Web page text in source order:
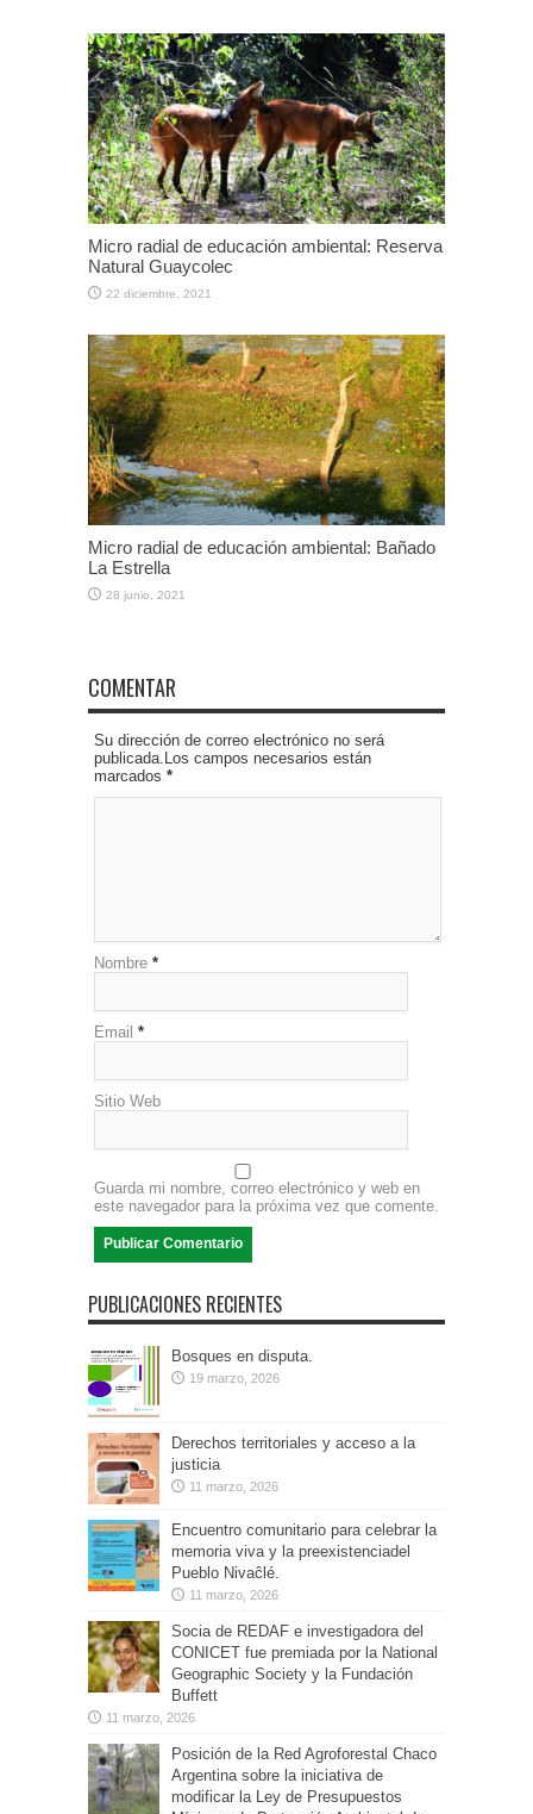
Micro radial de educación ambiental: Reserva
Natural Guaycolec
22 diciembre, 2021
Micro radial de educación ambiental: Bañado
La Estrella
28 junio, 2021
COMENTAR
Su dirección de correo electrónico no será
publicada.Los campos necesarios están
marcados *
Nombre *
Email *
Sitio Web
Guarda mi nombre, correo electrónico y web en
este navegador para la próxima vez que comente.
PUBLICACIONES RECIENTES
Bosques en disputa.
19 marzo, 2026
Derechos territoriales y acceso a la
justicia
11 marzo, 2026
Encuentro comunitario para celebrar la
memoria viva y la preexistenciadel
Pueblo Nivaĉlé.
11 marzo, 2026
Socia de REDAF e investigadora del
CONICET fue premiada por la National
Geographic Society y la Fundación
Buffett
11 marzo, 2026
Posición de la Red Agroforestal Chaco
Argentina sobre la iniciativa de
modificar la Ley de Presupuestos